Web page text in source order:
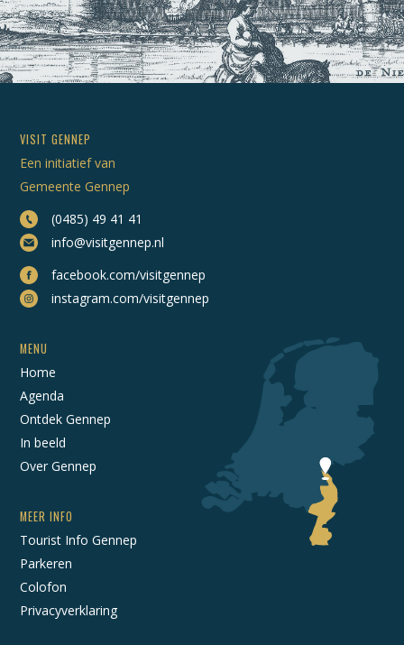
VISIT GENNEP
Een initiatief van
Gemeente Gennep
(0485) 49 41 41
info@visitgennep.nl
facebook.com/visitgennep
instagram.com/visitgennep
MENU
Home
Agenda
Ontdek Gennep
In beeld
Over Gennep
MEER INFO
Tourist Info Gennep
Parkeren
Colofon
Privacyverklaring